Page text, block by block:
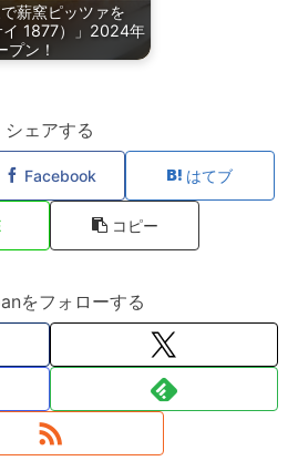
薪窯ピッツァを
イ 1877）」2024年
ン！
シェアする
Facebook はてブ
コピー
をフォローする